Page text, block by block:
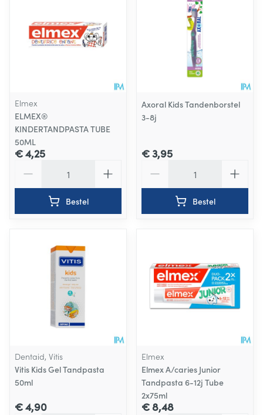
Elmex
ELMEX®
KINDERTANDPASTA TUBE
50ML
€ 4,25
Bestel
Axoral Kids Tandenborstel
3-8j
€ 3,95
Bestel
Dentaid, Vitis
Vitis Kids Gel Tandpasta
50ml
€ 4,90
Elmex
Elmex A/caries Junior
Tandpasta 6-12j Tube
2x75ml
€ 8,48